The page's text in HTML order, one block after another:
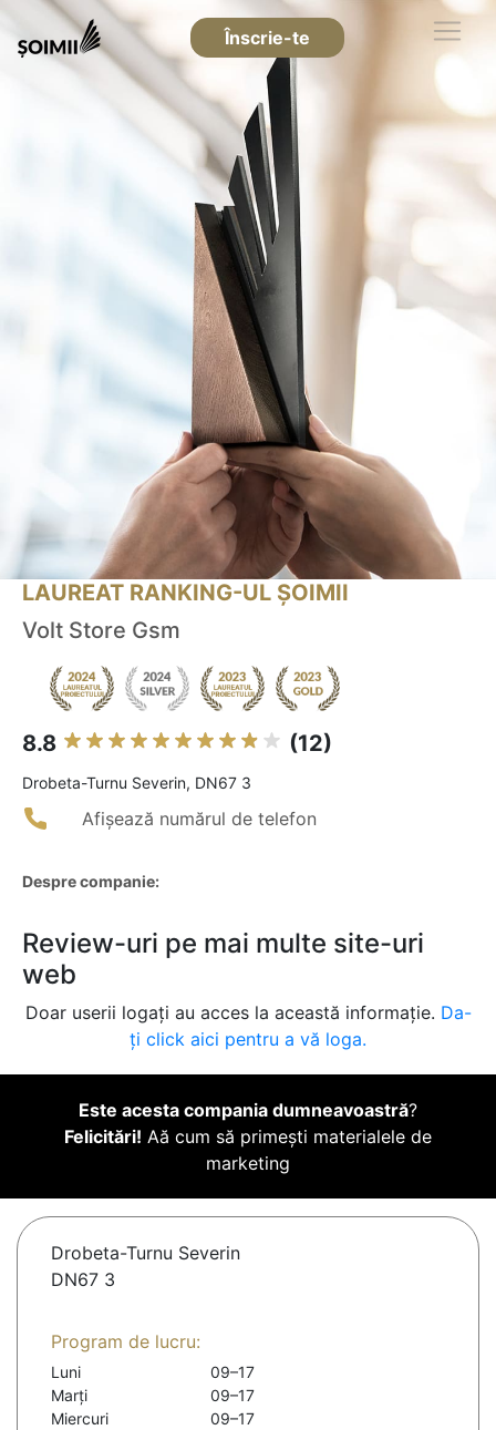
Înscrie-te
LAUREAT RANKING-UL ȘOIMII
Volt Store Gsm
8.8 (12)
Drobeta-Turnu Severin, DN67 3
Afișează numărul de telefon
Despre companie:
Review-uri pe mai multe site-uri
web
Doar userii logați au acces la această informație. Da-
ți click aici pentru a vă loga.
Este acesta compania dumneavoastră?
Felicitări! Aă cum să primești materialele de
marketing
Drobeta-Turnu Severin
DN67 3
Program de lucru:
Luni
09–17
Marți
09–17
Miercuri
09–17